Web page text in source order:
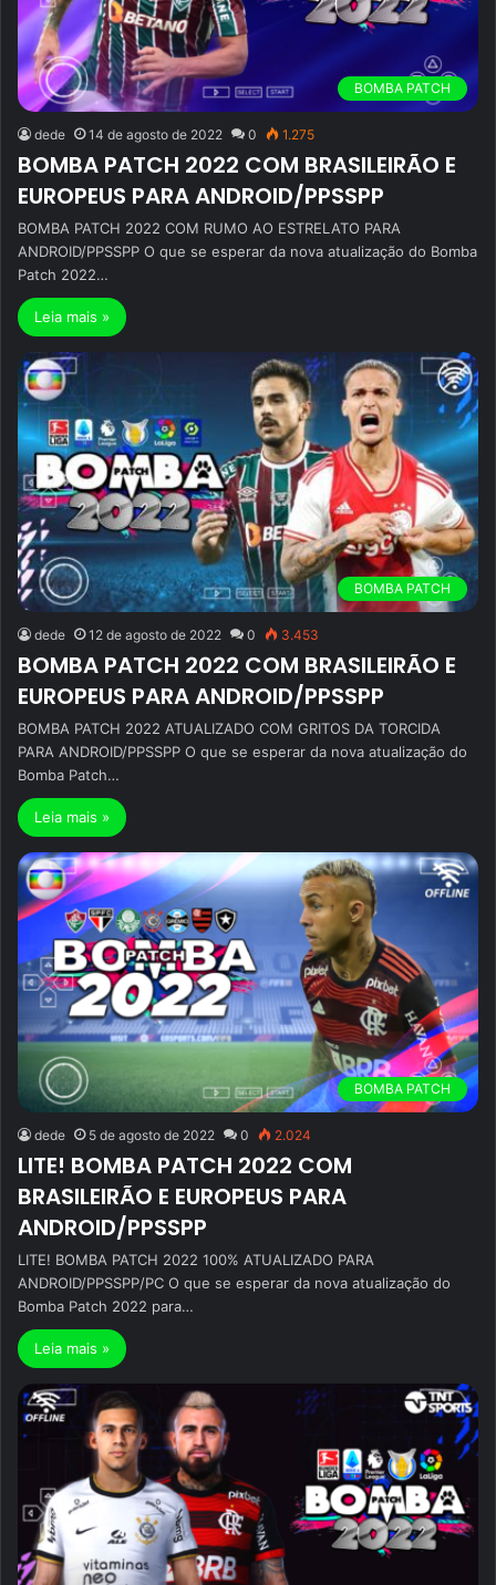
BOMBA PATCH
dede 14 de agosto de 2022 0 1.275
BOMBA PATCH 2022 COM BRASILEIRÃO E
EUROPEUS PARA ANDROID/PPSSPP
BOMBA PATCH 2022 COM RUMO AO ESTRELATO PARA
ANDROID/PPSSPP O que se esperar da nova atualização do Bomba
Patch 2022…
Leia mais »
BOMBA PATCH
dede 12 de agosto de 2022 0 3.453
BOMBA PATCH 2022 COM BRASILEIRÃO E
EUROPEUS PARA ANDROID/PPSSPP
BOMBA PATCH 2022 ATUALIZADO COM GRITOS DA TORCIDA
PARA ANDROID/PPSSPP O que se esperar da nova atualização do
Bomba Patch…
Leia mais »
BOMBA PATCH
dede 5 de agosto de 2022 0 2.024
LITE! BOMBA PATCH 2022 COM
BRASILEIRÃO E EUROPEUS PARA
ANDROID/PPSSPP
LITE! BOMBA PATCH 2022 100% ATUALIZADO PARA
ANDROID/PPSSPP/PC O que se esperar da nova atualização do
Bomba Patch 2022 para…
Leia mais »